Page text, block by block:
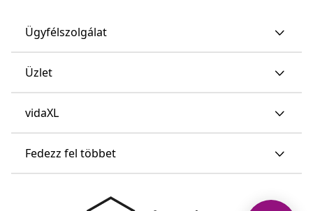
Ügyfélszolgálat
Üzlet
vidaXL
Fedezz fel többet